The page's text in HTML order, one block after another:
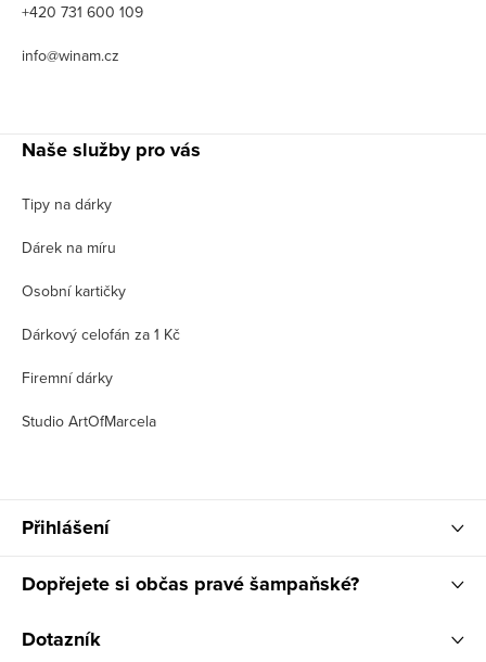
+420 731 600 109
info@winam.cz
Naše služby pro vás
Tipy na dárky
Dárek na míru
Osobní kartičky
Dárkový celofán za 1 Kč
Firemní dárky
Studio ArtOfMarcela
Přihlášení
Dopřejete si občas pravé šampaňské?
Dotazník